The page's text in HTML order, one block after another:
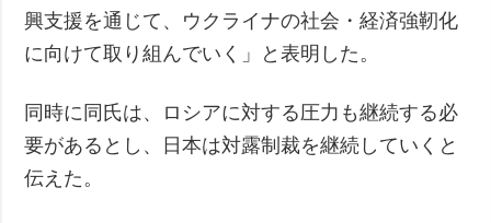
興支援を通じて、ウクライナの社会・経済強靭化
に向けて取り組んでいく」と表明した。
同時に同氏は、ロシアに対する圧力も継続する必
要があるとし、日本は対露制裁を継続していくと
伝えた。